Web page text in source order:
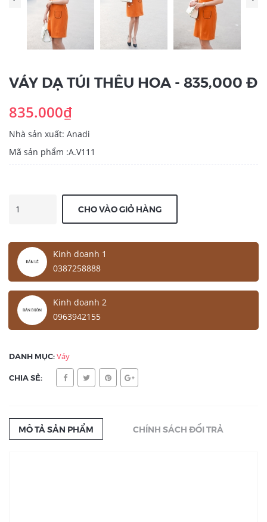
VÁY DẠ TÚI THÊU HOA - 835,000 Đ
835.000₫
Nhà sản xuất: Anadi
Mã sản phẩm :A.V111
CHO VÀO GIỎ HÀNG
Kinh doanh 1
0387258888
Kinh doanh 2
0963942155
DANH MỤC:Váy
CHIA SẺ:
MÔ TẢ SẢN PHẨM CHÍNH SÁCH ĐỔI TRẢ